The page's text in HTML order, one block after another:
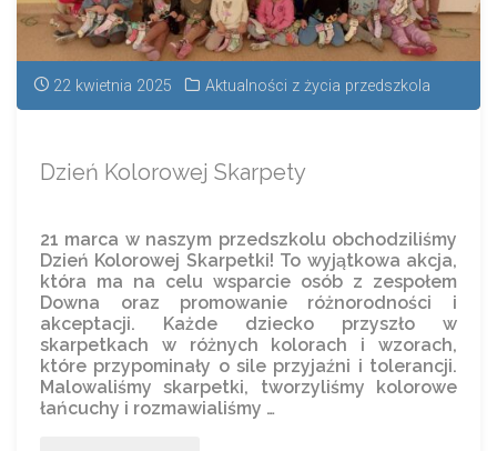
22 kwietnia 2025 Aktualności z życia przedszkola
Dzień Kolorowej Skarpety
21 marca w naszym przedszkolu obchodziliśmy
Dzień Kolorowej Skarpetki! To wyjątkowa akcja,
która ma na celu wsparcie osób z zespołem
Downa oraz promowanie różnorodności i
akceptacji. Każde dziecko przyszło w
skarpetkach w różnych kolorach i wzorach,
które przypominały o sile przyjaźni i tolerancji.
Malowaliśmy skarpetki, tworzyliśmy kolorowe
łańcuchy i rozmawialiśmy …